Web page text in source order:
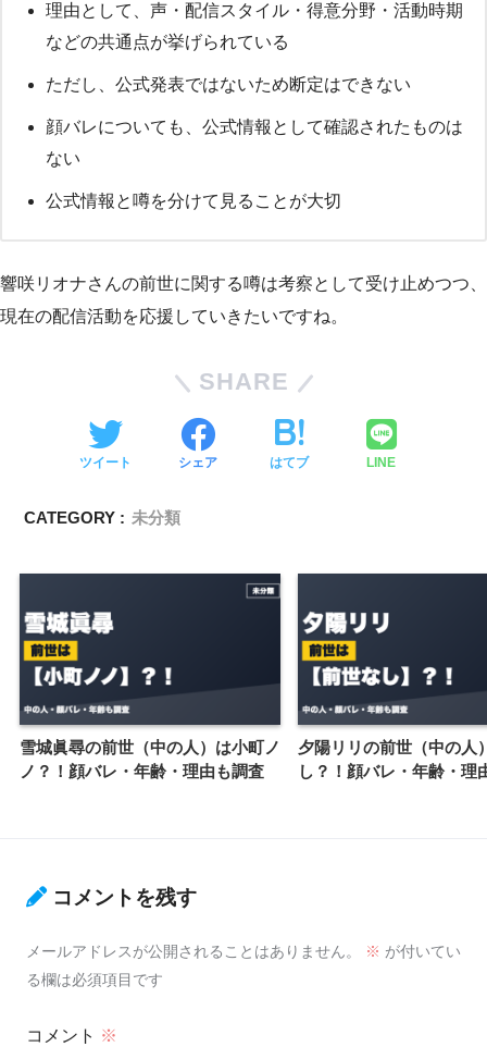
理由として、声・配信スタイル・得意分野・活動時期
などの共通点が挙げられている
ただし、公式発表ではないため断定はできない
顔バレについても、公式情報として確認されたものは
ない
公式情報と噂を分けて見ることが大切
響咲リオナさんの前世に関する噂は考察として受け止めつつ、
現在の配信活動を応援していきたいですね。
SHARE
ツイート シェア はてブ LINE
CATEGORY : 未分類
雪城眞尋の前世（中の人）は小町ノ
ノ？！顔バレ・年齢・理由も調査
夕陽リリの前世（中の人
し？！顔バレ・年齢・理
コメントを残す
メールアドレスが公開されることはありません。 ※ が付いてい
る欄は必須項目です
コメント ※